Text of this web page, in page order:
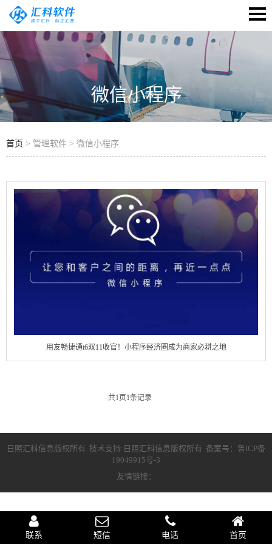
微信小程序
首页 > 管理软件 > 微信小程序
用友畅捷通t6双11收官！小程序经济圈成为商家必耕之地
共1 页1条记录
日照汇科信息版权所有 技术支持:日照汇科信息版权所有 备案号： 鲁ICP备
19049915号-3
友情链接：
首页
电话
短信
联系